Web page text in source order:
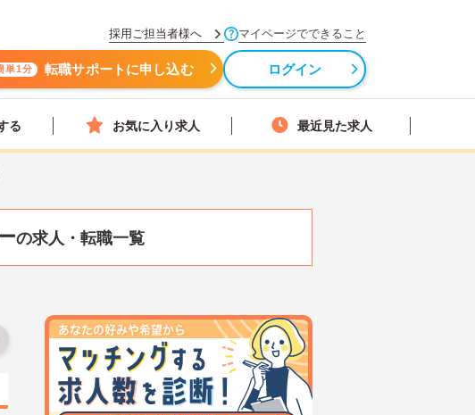
採用ご担当者様へ マイページでできること
単1分 転職サポートに申し込む ログイン
る お気に入り求人 最近見た求人
の求人・転職一覧